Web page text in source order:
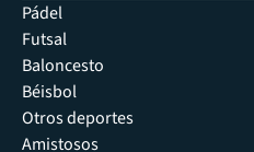
Pádel
Futsal
Baloncesto
Béisbol
Otros deportes
Amistosos